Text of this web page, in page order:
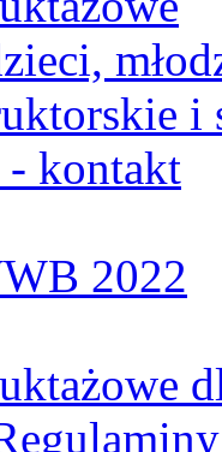
i
kontakt
2022